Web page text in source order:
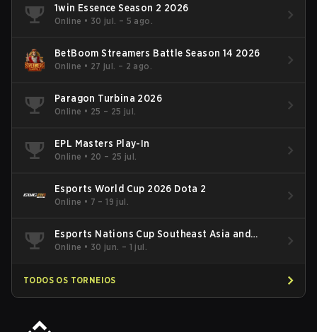
1win Essence Season 2 2026
Online • 30 jul. – 5 ago.
BetBoom Streamers Battle Season 14 2026
Online • 27 jul. – 2 ago.
Paragon Turbina 2026
Online • 25 – 25 jul.
EPL Masters Play-In
Online • 20 – 25 jul.
Esports World Cup 2026 Dota 2
Online • 7 – 19 jul.
Esports Nations Cup Southeast Asia and
Oceania Qualifier
Online • 30 jun. – 1 jul.
TODOS OS TORNEIOS